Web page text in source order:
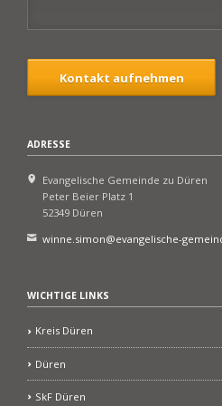
Kontakt aufnehmen
ADRESSE
Evangelische Gemeinde zu Düren
Peter Beier Platz 1
52349 Düren
winne.simon@evangelische-
WICHTIGE LINKS
Kreis Düren
Düren
SkF Düren